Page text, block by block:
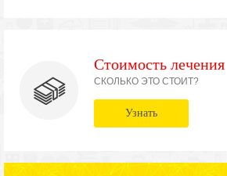
Стоимость лечения
СКОЛЬКО ЭТО СТОИТ?
Узнать